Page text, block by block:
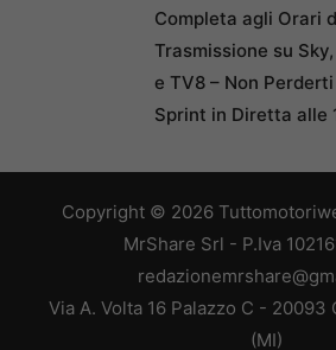
Completa agli Orari
Trasmissione su
e TV8 – Non
Sprint in Diretta alle
Copyright © 2026
MrShare Srl - P.Iva
Via A. Volta 16 Palazzo C - 20093
(MI)